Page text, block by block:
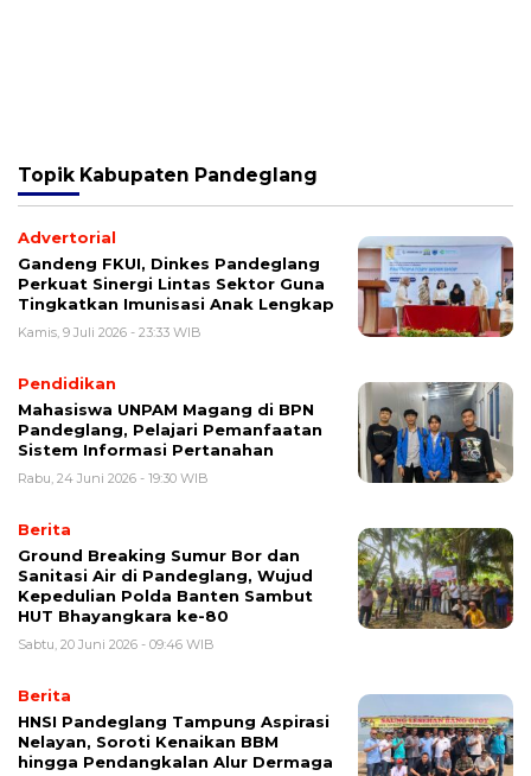
Topik Kabupaten Pandeglang
Advertorial
Gandeng FKUI, Dinkes Pandeglang
Perkuat Sinergi Lintas Sektor Guna
Tingkatkan Imunisasi Anak Lengkap
Kamis, 9 Juli 2026 - 23:33 WIB
Pendidikan
Mahasiswa UNPAM Magang di BPN
Pandeglang, Pelajari Pemanfaatan
Sistem Informasi Pertanahan
Rabu, 24 Juni 2026 - 19:30 WIB
Berita
Ground Breaking Sumur Bor dan
Sanitasi Air di Pandeglang, Wujud
Kepedulian Polda Banten Sambut
HUT Bhayangkara ke-80
Sabtu, 20 Juni 2026 - 09:46 WIB
Berita
HNSI Pandeglang Tampung Aspirasi
Nelayan, Soroti Kenaikan BBM
hingga Pendangkalan Alur Dermaga